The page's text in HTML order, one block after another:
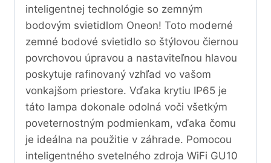
inteligentnej technológie so zemným
bodovým svietidlom Oneon! Toto moderné
zemné bodové svietidlo so štýlovou čiernou
povrchovou úpravou a nastaviteľnou hlavou
poskytuje rafinovaný vzhľad vo vašom
vonkajšom priestore. Vďaka krytiu IP65 je
táto lampa dokonale odolná voči všetkým
poveternostným podmienkam, vďaka čomu
je ideálna na použitie v záhrade. Pomocou
inteligentného svetelného zdroja WiFi GU10